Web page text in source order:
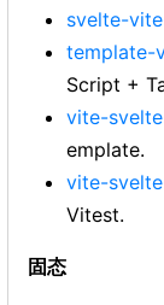
svelte-
template-
Script +
vite-
emplate.
vite-
Vitest.
固态